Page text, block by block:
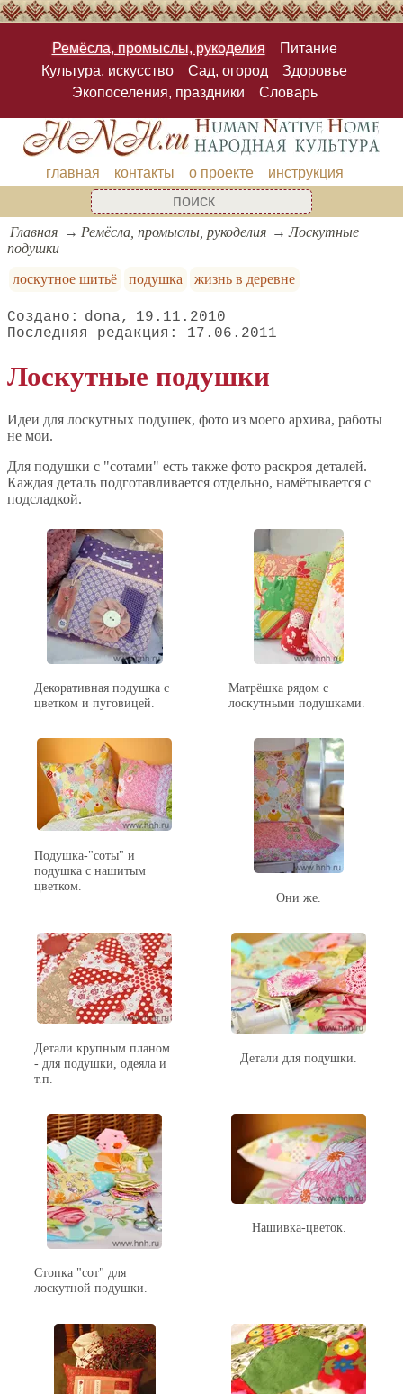
Ремёсла, промыслы, рукоделия
Питание
Культура, искусство
Сад, огород
Здоровье
Экопоселения, праздники
Словарь
главная контакты о проекте инструкция
Главная Ремёсла, промыслы, рукоделия
Лоскутные
подушки
лоскутное шитьё
подушка жизнь в деревне
dona
19.11.2010
17.06.2011
Лоскутные подушки
Идеи для лоскутных подушек, фото из моего архива, работы
не мои.
Для подушки с "сотами" есть также фото раскроя деталей.
Каждая деталь подготавливается отдельно, намётывается с
подсладкой.
Декоративная подушка с
цветком и пуговицей.
Матрёшка рядом с
лоскутными подушками.
Подушка-"соты" и
подушка с нашитым
цветком.
Они же.
Детали крупным планом
- для подушки, одеяла и
т.п.
Детали для подушки.
Стопка "сот" для
лоскутной подушки.
Нашивка-цветок.